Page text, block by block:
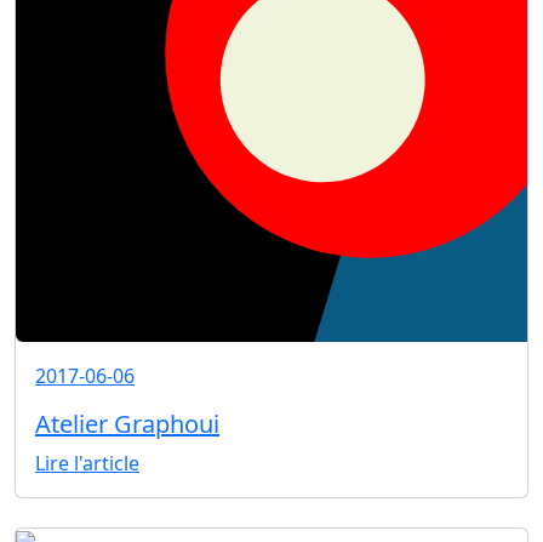
2017-06-06
Atelier Graphoui
Lire l'article